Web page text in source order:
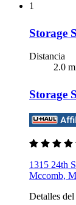
1
Storage
Distancia
2.0
Storage
1315 24th
Mccomb,
Detalles